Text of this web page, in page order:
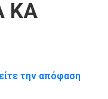
ΚΑ
την απόφαση